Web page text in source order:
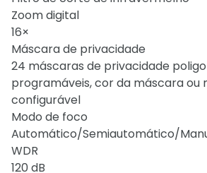
Zoom digital
16×
Máscara de privacidade
24 máscaras de privacidade
programáveis, cor da máscara ou
configurável
Modo de foco
Automático/Semiautomático/
WDR
120 dB